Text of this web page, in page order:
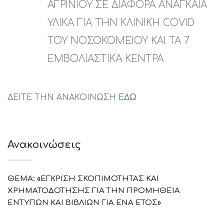
ΑΓΡΙΝΙΟΥ ΣΕ ΔΙΑΦΟΡΑ ΑΝΑΓΚΑΙΑ
ΥΛΙΚΑ ΓΙΑ ΤΗΝ ΚΛΙΝΙΚΗ COVID
ΤΟΥ ΝΟΣΟΚΟΜΕΙΟΥ ΚΑΙ ΤΑ 7
ΕΜΒΟΛΙΑΣΤΙΚΑ ΚΕΝΤΡΑ
ΔΕΙΤΕ ΤΗΝ ΑΝΑΚΟΙΝΩΣΗ ΕΔΩ
Ανακοινώσεις
ΘΕΜΑ: «ΕΓΚΡΙΣΗ ΣΚΟΠΙΜΟΤΗΤΑΣ ΚΑΙ
ΧΡΗΜΑΤΟΔΟΤΗΣΗΣ ΓΙΑ ΤΗΝ ΠΡΟΜΗΘΕΙΑ
ΕΝΤΥΠΩΝ ΚΑΙ ΒΙΒΛΙΩΝ ΓΙΑ ΕΝΑ ΕΤΟΣ»